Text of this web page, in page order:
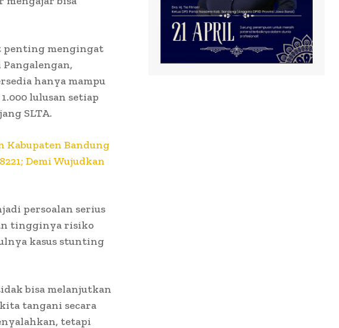
penting mengingat
hanya mampu
lulusan setiap
SLTA.
Kabupaten Bandung
Demi Wujudkan
persoalan serius
tingginya risiko
kasus stunting
bisa melanjutkan
tangani secara
tetapi